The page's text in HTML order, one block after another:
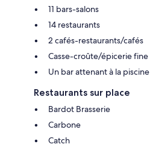
11 bars-salons
14 restaurants
2 cafés-restaurants/cafés
Casse-croûte/épicerie fine
Un bar attenant à la piscine
Restaurants sur place
Bardot Brasserie
Carbone
Catch